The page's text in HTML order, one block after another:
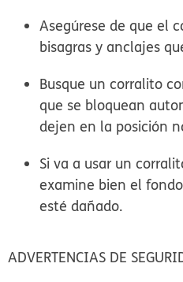
Asegúrese de que el
bisagras y anclajes
Busque un corralito
que se bloquean
dejen en la posición
Si va a usar un
examine bien el
esté dañado.
ADVERTENCIAS DE